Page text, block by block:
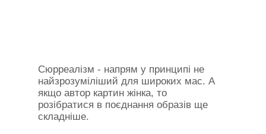
Сюрреалізм - напрям у принципі не
найзрозуміліший для широких мас. А
якщо автор картин жінка, то
розібратися в поєднання образів ще
складніше.